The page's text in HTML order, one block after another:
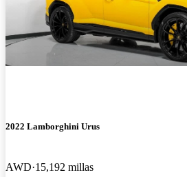
2022 Lamborghini Urus
AWD 15,192 millas